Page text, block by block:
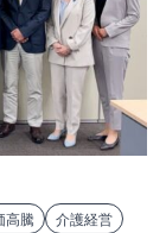
高騰
介護経営